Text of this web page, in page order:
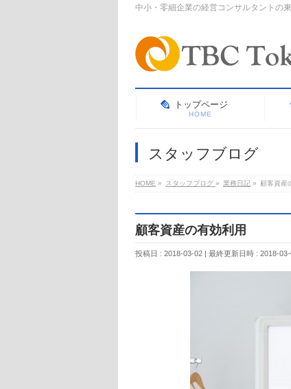
中小・零細企業の経営コンサルタントの
トップページ
HOME
スタッフブログ
HOME » スタッフブログ » 業務日記 » 顧客資産
顧客資産の有効利用
投稿日 : 2018-03-02 最終更新日時 : 2018-